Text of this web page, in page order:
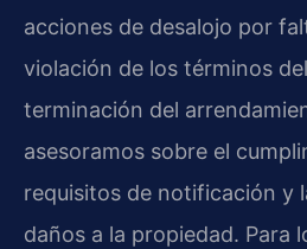
acciones de desalojo por
violación de los términos
terminación del
asesoramos sobre el
requisitos de notificación y
daños a la propiedad. Para